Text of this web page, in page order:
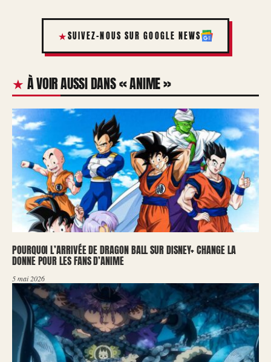
SUIVEZ-NOUS SUR GOOGLE NEWS
À VOIR AUSSI DANS « ANIME »
POURQUOI L’ARRIVÉE DE DRAGON BALL SUR DISNEY+ CHANGE LA
DONNE POUR LES FANS D’ANIME
5 mai 2026